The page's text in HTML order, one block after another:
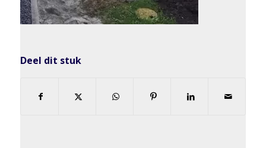
Deel dit stuk